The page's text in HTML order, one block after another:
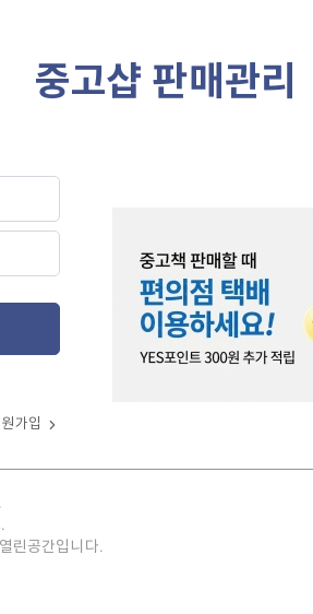
중고샵 판매관리
가입
린공간입니다.